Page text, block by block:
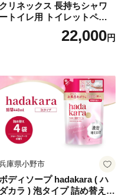
クリネックス 長持ちシャワ
ートイレ用 トイレットペー
パー（ダブル）64ロール(8ロ
ール×8パック) 開成町 トイレ
蓄 防災 エコ 消耗品 生活雑貨
生活用品 無香料 トイレット
ペーパー ダブル といれっと
ぺーぱー トイレ クレシア ト
イレットペーパー [BDBH002
-1]
22,000円
庫県小野市
ディソープ hadakara ( ハ
ダカラ ) 泡タイプ 詰め替え 4